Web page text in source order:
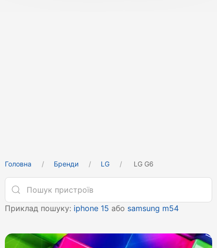
Головна Бренди LG LG G6
Приклад пошуку: iphone 15 або samsung m54